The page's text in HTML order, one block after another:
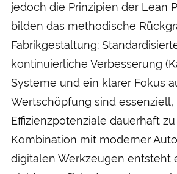
jedoch die Prinzipien der Lean
bilden das methodische
Fabrikgestaltung:
kontinuierliche Verbesserung
Systeme und ein klarer Fokus
Wertschöpfung sind essenziell,
Effizienzpotenziale dauerhaft
Kombination mit moderner
digitalen Werkzeugen entsteht